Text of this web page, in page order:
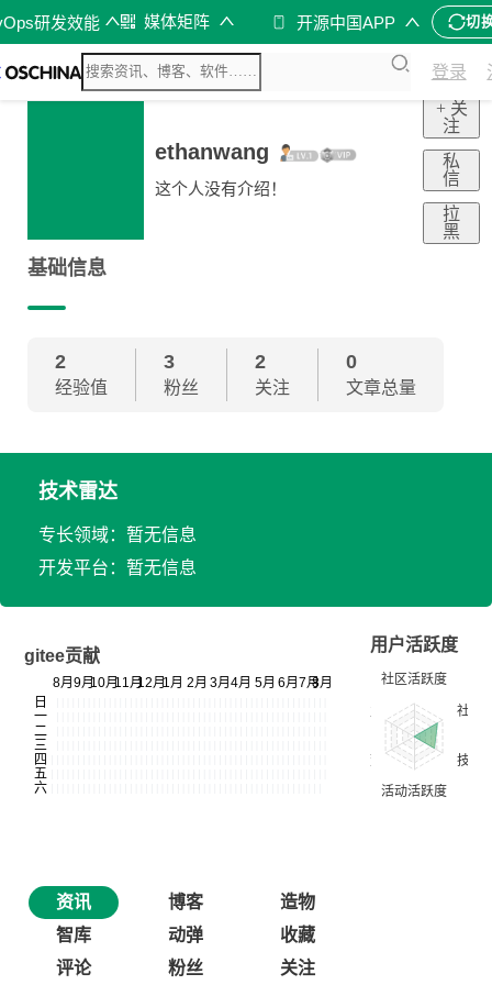
研发效能 媒体矩阵 开源中国APP 切
登录
ethanwang
这个人没有介绍！
+ 关
注
私
信
拉
黑
基础信息
2
经验值
3
粉丝
2
关注
0
文章总量
技术雷达
专长领域：暂无信息
开发平台：暂无信息
gitee贡献
用户活跃度
资讯 博客
造物
智库
动弹
收藏
评论
粉丝 关注